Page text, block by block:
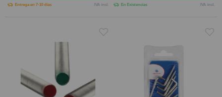
Entrega en 7-10 días IVA incl. En Existencias IVA incl.